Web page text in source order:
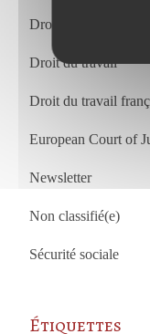
Droit des affaires et
Droit du travail
Droit du travail
European Court of
Newsletter
Non classifié(e)
Sécurité sociale
Étiquettes